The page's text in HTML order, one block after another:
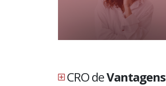
CRO deVantagens